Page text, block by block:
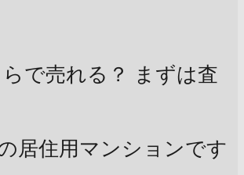
で売れる？
まずは査
居住用マンションです